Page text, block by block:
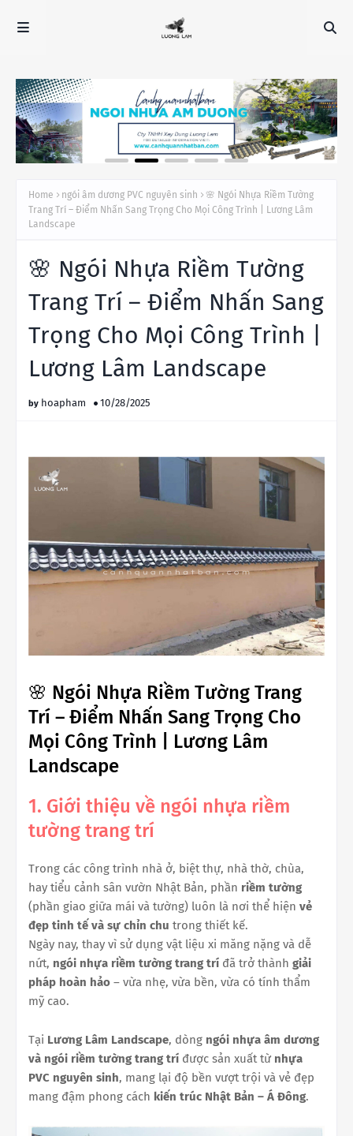
Home ngói âm dương PVC nguyên sinh
🌸 Ngói Nhựa Riềm Tường
Trang Trí – Điểm Nhấn Sang Trọng Cho Mọi Công Trình | Lương Lâm
Landscape
🌸 Ngói Nhựa Riềm Tường
Trang Trí – Điểm Nhấn Sang
Trọng Cho Mọi Công Trình |
Lương Lâm Landscape
hoapham 10/28/2025
🌸 Ngói Nhựa Riềm Tường Trang
Trí – Điểm Nhấn Sang Trọng Cho
Mọi Công Trình | Lương Lâm
Landscape
1. Giới thiệu về ngói nhựa riềm
tường trang trí
Trong các công trình nhà ở, biệt thự, nhà thờ, chùa,
hay tiểu cảnh sân vườn Nhật Bản, phần riềm tường
(phần giao giữa mái và tường) luôn là nơi thể hiện vẻ
đẹp tinh tế và sự chỉn chu trong thiết kế.
Ngày nay, thay vì sử dụng vật liệu xi măng nặng và dễ
nứt, ngói nhựa riềm tường trang trí đã trở thành giải
pháp hoàn hảo – vừa nhẹ, vừa bền, vừa có tính thẩm
mỹ cao.
Tại Lương Lâm Landscape, dòng ngói nhựa âm dương
và ngói riềm tường trang trí được sản xuất từ nhựa
PVC nguyên sinh, mang lại độ bền vượt trội và vẻ đẹp
mang đậm phong cách kiến trúc Nhật Bản – Á Đông.